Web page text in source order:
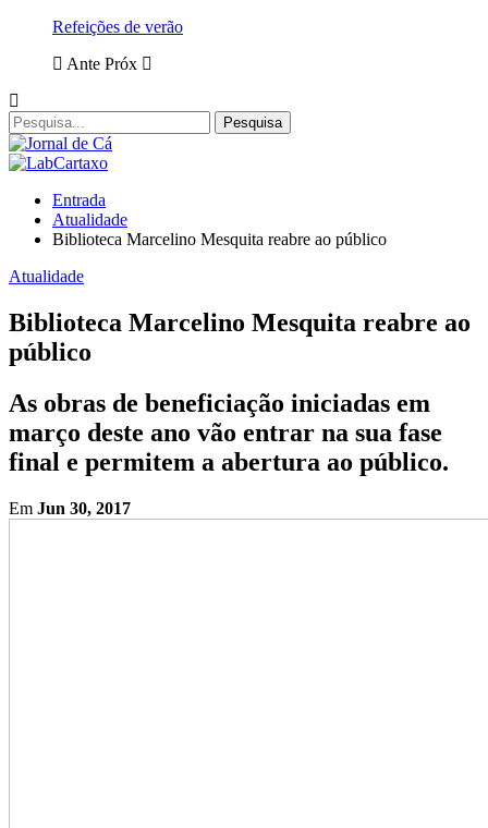
Refeições de verão
Ante Próx
Entrada
Atualidade
Biblioteca Marcelino Mesquita reabre ao público
Atualidade
Biblioteca Marcelino Mesquita reabre ao
público
As obras de beneficiação iniciadas em
março deste ano vão entrar na sua fase
final e permitem a abertura ao público.
Em Jun 30, 2017